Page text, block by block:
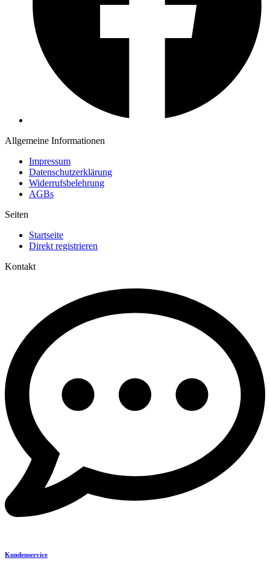
Allgemeine Informationen
Impressum
Datenschutzerklärung
Widerrufsbelehrung
AGBs
Seiten
Startseite
Direkt registrieren
Kontakt
Kundenservice